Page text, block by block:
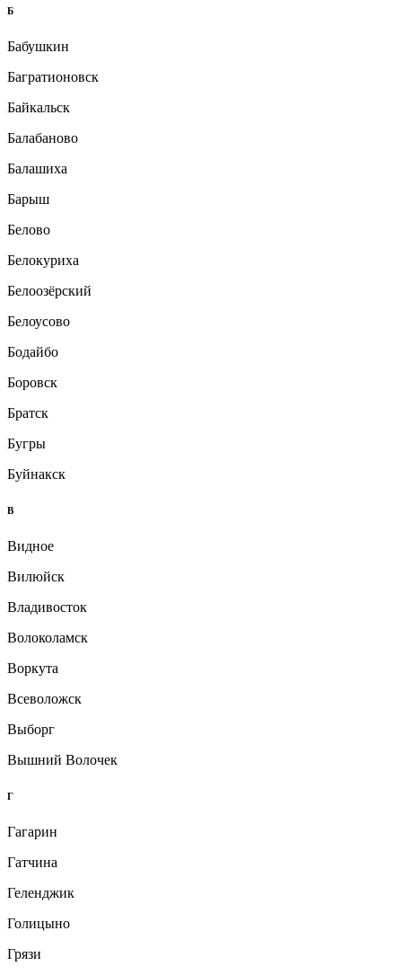
Б
Бабушкин
Багратионовск
Байкальск
Балабаново
Балашиха
Барыш
Белово
Белокуриха
Белоозёрский
Белоусово
Бодайбо
Боровск
Братск
Бугры
Буйнакск
В
Видное
Вилюйск
Владивосток
Волоколамск
Воркута
Всеволожск
Выборг
Вышний Волочек
Г
Гагарин
Гатчина
Геленджик
Голицыно
Грязи